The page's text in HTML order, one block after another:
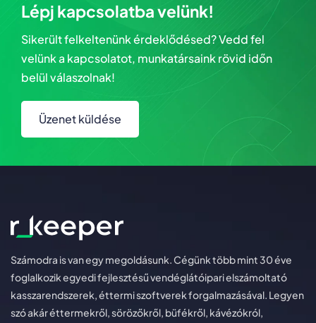
Lépj kapcsolatba velünk!
Sikerült felkeltenünk érdeklődésed? Vedd fel
velünk a kapcsolatot, munkatársaink rövid időn
belül válaszolnak!
Üzenet küldése
Számodra is van egy megoldásunk. Cégünk több mint 30 éve
foglalkozik egyedi fejlesztésű vendéglátóipari elszámoltató
kasszarendszerek, éttermi szoftverek forgalmazásával. Legyen
szó akár éttermekről, sörözőkről, büfékről, kávézókról,